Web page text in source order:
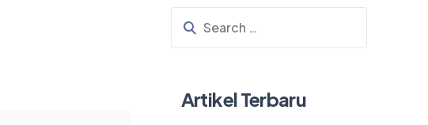
Artikel Terbaru